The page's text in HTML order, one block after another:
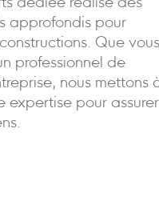
dédiée réalise des
approfondis pour
Que
professionnel de
nous mettons
expertise pour assurer